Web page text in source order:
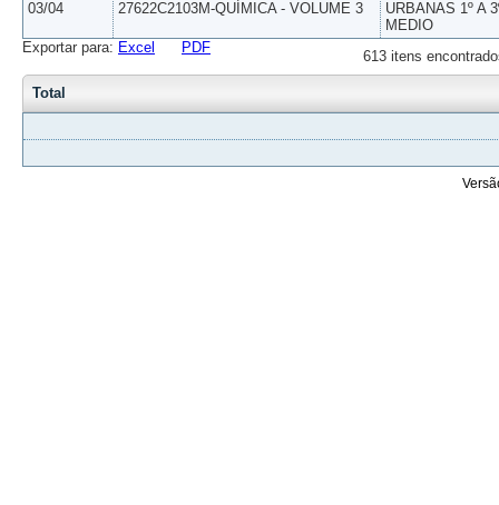
03/04 27622C2103M-QUÍMICA - VOLUME 3
URBANAS 1º A
MEDIO
613 itens
Exportar para: Excel PDF
Total